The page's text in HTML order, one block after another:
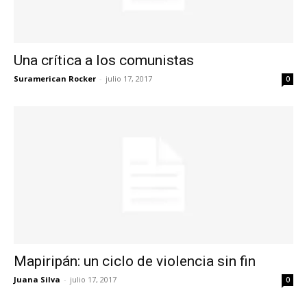
Una crítica a los comunistas
Suramerican Rocker - julio 17, 2017 0
Mapiripán: un ciclo de violencia sin fin
Juana Silva - julio 17, 2017 0